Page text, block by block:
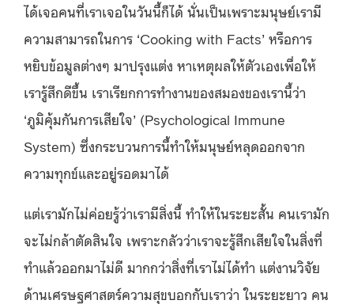
ได้เจอคนที่เราเจอในวันนี้ก็ได้ นั่นเป็นเพราะมนุษย์เรามี
ความสามารถในการ ‘Cooking with Facts’ หรือการ
หยิบข้อมูลต่างๆ มาปรุงแต่ง หาเหตุผลให้ตัวเองเพื่อให้
เรารู้สึกดีขึ้น เราเรียกการทำงานของสมองของเรานี้ว่า
‘ภูมิคุ้มกันการเสียใจ’ (Psychological Immune
System) ซึ่งกระบวนการนี้ทำให้มนุษย์หลุดออกจาก
ความทุกข์และอยู่รอดมาได้
แต่เรามักไม่ค่อยรู้ว่าเรามีสิ่งนี้ ทำให้ในระยะสั้น คนเรามัก
จะไม่กล้าตัดสินใจ เพราะกลัวว่าเราจะรู้สึกเสียใจในสิ่งที่
ทำแล้วออกมาไม่ดี มากกว่าสิ่งที่เราไม่ได้ทำ แต่งานวิจัย
ด้านเศรษฐศาสตร์ความสุขบอกกับเราว่า ในระยะยาว คน